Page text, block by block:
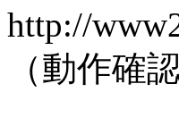
http://
（動作確